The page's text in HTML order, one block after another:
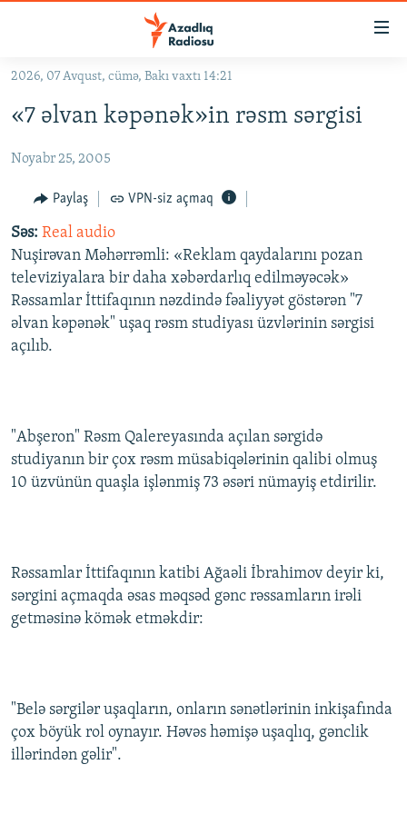
Əsas
qayıt
naviqasiyaya
Axtarışa
keç
KORRUPSIOMETR
#ƏSLINDƏ
FƏRQƏ BAX
QANUNI DOĞRU
ARAŞDIRMA
MULTIMEDIA
KARIKATURA
RADIO ARXIV
İSLAM VƏ DEMOKRATIYA
İZ - MƏDƏNIYYƏT PROQRAMI
PEŞƏ ETIKASI VƏ JURNALISTIKA STANDARTLARIMIZ
MATERIALLARIMIZDAN ISTIFADƏ
XƏBƏR BÜLLETENLƏRIMIZ
BIZI IZLƏ
2026, 07 Avqust, cümə, Bakı vaxtı 14:21
«7 əlvan kəpənək»in rəsm sərgisi
Noyabr 25, 2005
Paylaş VPN-siz açmaq
Səs: Real audio
Nuşirəvan Məhərrəmli: «Reklam qaydalarını pozan
televiziyalara bir daha xəbərdarlıq edilməyəcək»
Rəssamlar İttifaqının nəzdində fəaliyyət göstərən "7
əlvan kəpənək" uşaq rəsm studiyası üzvlərinin sərgisi
açılıb.
"Abşeron" Rəsm Qalereyasında açılan sərgidə
studiyanın bir çox rəsm müsabiqələrinin qalibi olmuş
10 üzvünün quaşla işlənmiş 73 əsəri nümayiş etdirilir.
Rəssamlar İttifaqının katibi Ağaəli İbrahimov deyir ki,
sərgini açmaqda əsas məqsəd gənc rəssamların irəli
getməsinə kömək etməkdir:
"Belə sərgilər uşaqların, onların sənətlərinin inkişafında
çox böyük rol oynayır. Həvəs həmişə uşaqlıq, gənclik
illərindən gəlir".